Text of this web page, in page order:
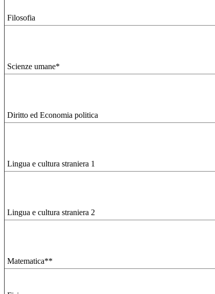
Filosofia
Scienze umane*
Diritto ed Economia politica
Lingua e cultura straniera 1
Lingua e cultura straniera 2
Matematica**